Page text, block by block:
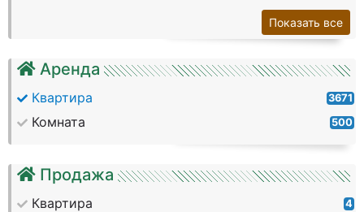
Аренда
Квартира 3671
Комната 500
Продажа
Квартира 4
Показать все